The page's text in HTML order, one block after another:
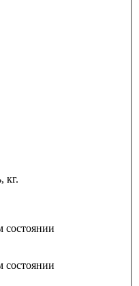
кг.
состоянии
состоянии